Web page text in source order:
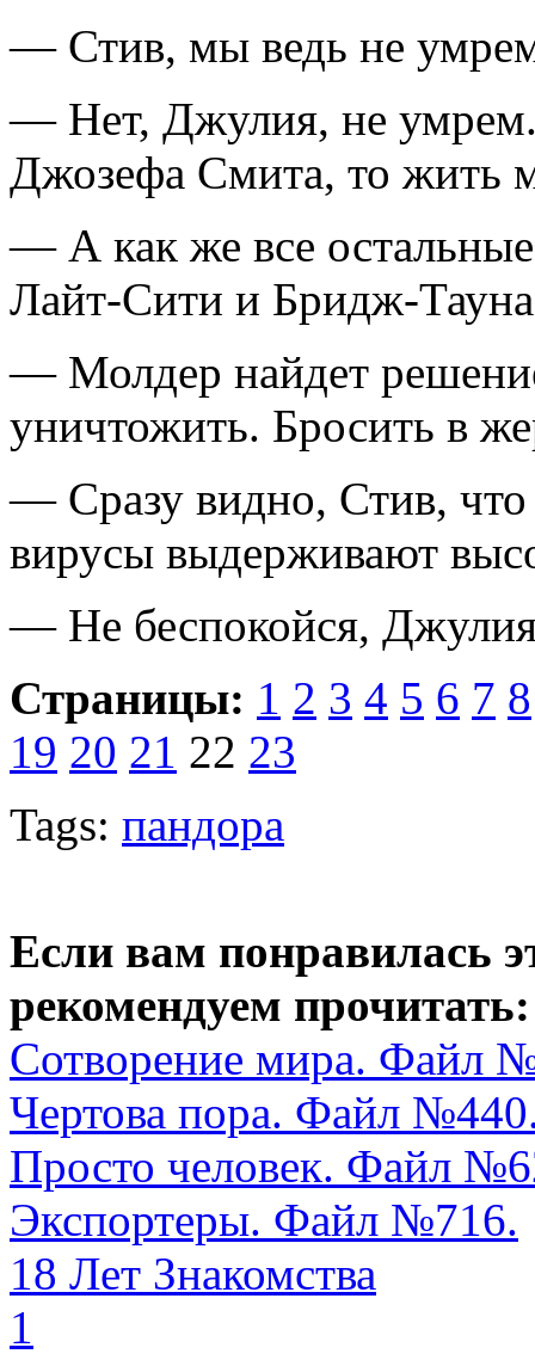
— Стив, мы ведь не
— Нет, Джулия, не умрем.
Джозефа Смита, то жить
— А как же все
Лайт-Сити и Бридж-
— Молдер найдет
уничтожить. Бросить в
— Сразу видно, Стив,
вирусы выдерживают
— Не беспокойся,
Страницы: 1 2 3 4 5 6 7 8
19 20 21 22 23
Tags: пандора
Если вам понравилась
рекомендуем прочитать:
Сотворение мира. Файл
Чертова пора. Файл
Просто человек. Файл
Экспортеры. Файл №716.
18 Лет Знакомства
1